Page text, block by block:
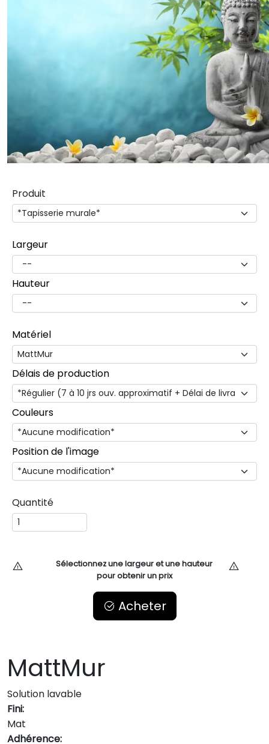
Produit
Largeur
Hauteur
Matériel
Délais de production
Couleurs
Position de l'image
Quantité
Sélectionnez une largeur et une hauteur
pour obtenir un prix
Acheter
MattMur
Solution lavable
Fini:
Mat
Adhérence: